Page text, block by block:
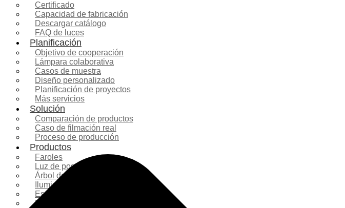
Certificado
Capacidad de fabricación
Descargar catálogo
FAQ de luces
Planificación
Objetivo de cooperación
Lámpara colaborativa
Casos de muestra
Diseño personalizado
Planificación de proyectos
Más servicios
Solución
Comparación de productos
Caso de filmación real
Proceso de producción
Productos
Faroles
Luz de poste
Árbol de Navidad
Iluminación navideña
Escultura de fibra de vidrio
Decoración comercial